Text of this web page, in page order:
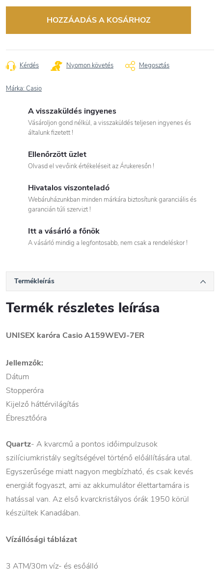
HOZZÁADÁS A KOSÁRHOZ
Kérdés Nyomon követés Megosztás
Márka: Casio
A visszaküldés ingyenes
Vásároljon gond nélkül, a visszaküldés teljesen ingyenes és
általunk fizetett !
Ellenőrzött üzlet
Olvasd el vevőink értékeléseit az Árukeresőn !
Hivatalos viszonteladó
Webáruházunkban minden márkára biztosítunk garanciális és
garancián túli szervizt !
Itt a vásárló a főnök
A vásárló mindig a legfontosabb, nem csak a rendeléskor !
Termékleírás
Termék részletes leírása
UNISEX karóra CasioA159WEVJ-7ER
Jellemzők:
Dátum
Stopperóra
Kijelző háttérvilágítás
Ébresztőóra
Quartz- A kvarcmű a pontos időimpulzusok
szilíciumkristály segítségével történő előállítására utal.
Egyszerűsége miatt nagyon megbízható, és csak kevés
energiát fogyaszt, ami az akkumulátor élettartamára is
hatással van. Az első kvarckristályos órák 1950 körül
készültek Kanadában.
Vízállósági táblázat
3 ATM/30m víz- és esőálló